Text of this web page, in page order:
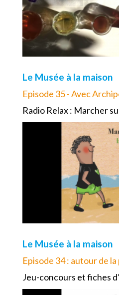
Le Musée à la maison
Episode 35 - Avec
Radio Relax : Marcher
Le Musée à la maison
Episode 34 : autour de
Jeu-concours et fiches